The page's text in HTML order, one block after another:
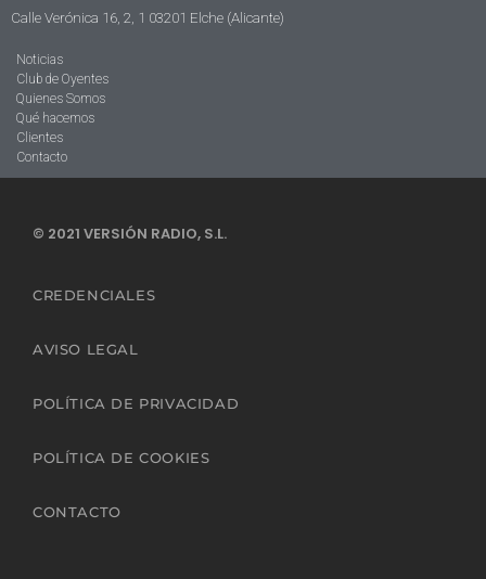
Calle Verónica 16, 2, 1 03201 Elche (Alicante)
Noticias
Club de Oyentes
Quienes Somos
Qué hacemos
Clientes
Contacto
© 2021 VERSIÓN RADIO, S.L.
CREDENCIALES
AVISO LEGAL
POLÍTICA DE PRIVACIDAD
POLÍTICA DE COOKIES
CONTACTO